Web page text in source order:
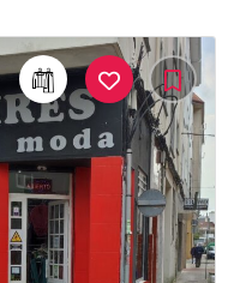
26Me
Gusta